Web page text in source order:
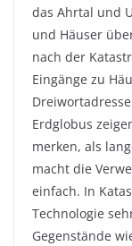
das Ahrtal und
und Häuser
nach der
Eingänge zu
Erdglobus
merken, als
macht die
einfach. In
Technologie
Gegenstände